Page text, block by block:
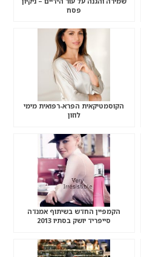
פסח
הקוסמטיקאית הפרא-רפואית מימי
לוזון
הקמפיין החדש בשיתוף אמנדה
סייפריד יושק בסתיו 2013